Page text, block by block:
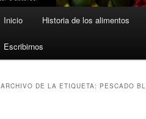
Inicio Historia de los alimentos
Escribirnos
ARCHIVO DE LA ETIQUETA: PESCADO